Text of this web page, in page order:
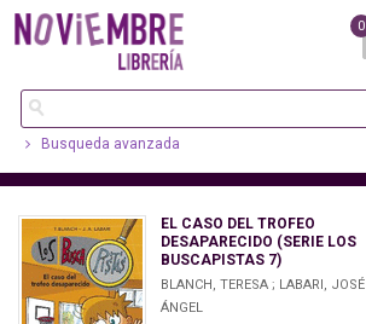
0
Busqueda avanzada
EL CASO DEL TROFEO
DESAPARECIDO (SERIE LOS
BUSCAPISTAS 7)
BLANCH, TERESA ; LABARI, JOSÉ
ÁNGEL